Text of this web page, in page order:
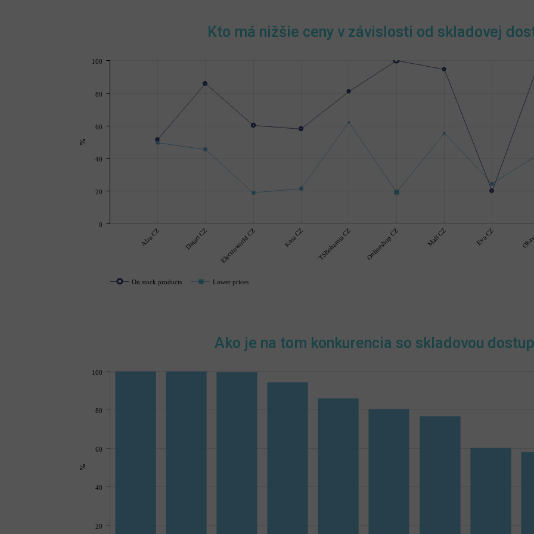
Kto má nižšie ceny v závislosti od skladovej
0
20
40
60
80
100
%
Alza CZ Datart CZ Electroworld CZ Kasa CZ TSBohemia CZ Onlineshop CZ Mall CZ Eva CZ
On stock products Lower prices
Ako je na tom konkurencia so skladovou
20
40
60
80
100
%